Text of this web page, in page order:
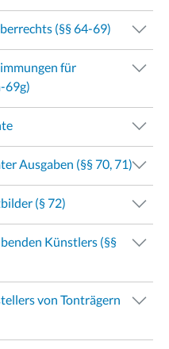
(§§ 64-69)
für
69g)
Ausgaben (§§ 70, 71)
(§ 72)
Künstlers (§§
von Tonträgern